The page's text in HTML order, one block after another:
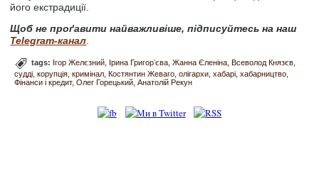
його екстрадиції.
Щоб не проґавити найважливіше, підписуйтесь на наш
Telegram-канал
tags: Ігор Желєзний Ірина Григорʼєва Жанна Єленіна Всеволод Князєв
судді корупція кримінал Костянтин Жеваго олігархи хабарі хабарництво
Фінанси і кредит Олег Горецький Анатолій Рекун